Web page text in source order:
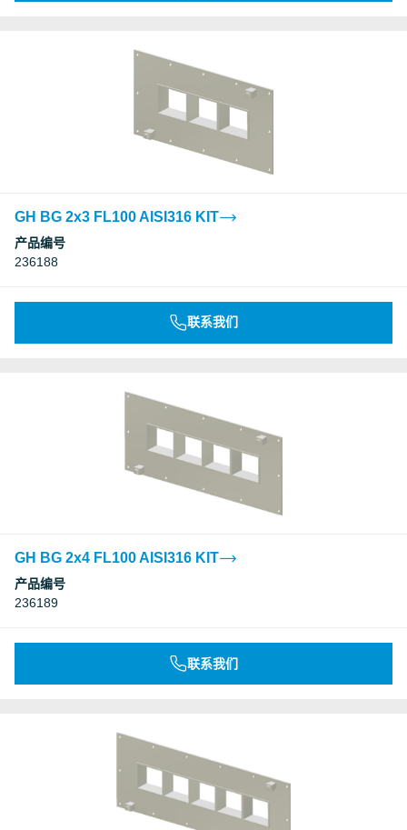
GH BG 2x3 FL100 AISI316 KIT
产品编号
236188
联系我们
GH BG 2x4 FL100 AISI316 KIT
产品编号
236189
联系我们